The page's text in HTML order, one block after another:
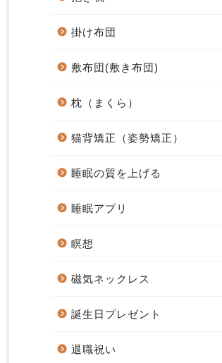
掛け布団
敷布団(敷き布団)
枕（まくら）
猫背矯正（姿勢矯正）
睡眠の質を上げる
睡眠アプリ
瞑想
磁気ネックレス
誕生日プレゼント
退職祝い